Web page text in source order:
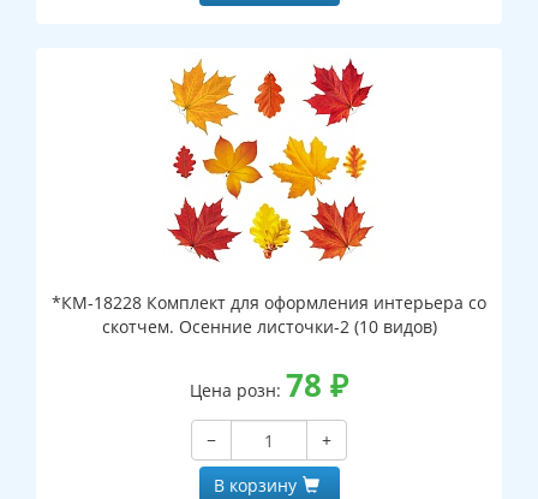
*КМ-18228 Комплект для оформления интерьера со
скотчем. Осенние листочки-2 (10 видов)
Цена розн: 78 ₽
−
+
В корзину